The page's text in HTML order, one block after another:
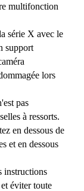
multifonction
série X avec le
support
lors
pas
à ressorts.
en dessous de
et en dessous
instructions
éviter toute